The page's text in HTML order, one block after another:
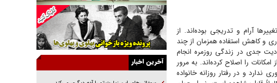
آرام و تدریجی بوده‌اند. از
و کاهش استفاده همزمان از چند
جدی در زندگی روزمره انجام
را اصلاح کرده‌اند. به مرور
ندارد و در رفتار روزانه خانواده
جنجال پزشکان تقلبی در صنعت زیبایی
یهودی‌ها در ادبیات داستانی اروپا؛ از شکسپیر تا
دیکنز
گفت‌وگو با خواهر یکی از شهدای جنگ رمضان/
خواهرم فرمانده جهادی و اهل خدمت بی‌منت بود
آخرین اخبار